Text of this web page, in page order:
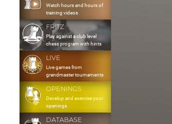
Watch hours and hours of
training videos
FRITZ
Play against a club level
chess program with hints
LIVE
Live games from
grandmaster tournaments
OPENINGS
Develop and exercise your
openings
DATABASE